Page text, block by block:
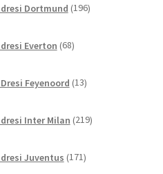
Dortmund 196izdelkov
Everton 68izdelkov
Feyenoord 13izdelkov
Inter Milan 219izdelkov
Juventus 171izdelkov